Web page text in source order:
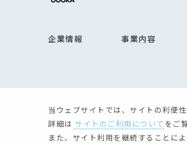
企業情報 事業内容
サイトのご利用について 個人情報
当ウェブサイトでは、サイトの利便
詳細は サイトのご利用についてをご
また、サイト利用を継続することに